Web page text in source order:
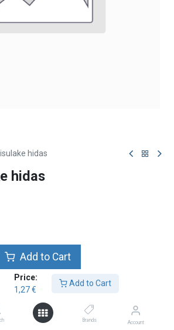
Price:
1,27€
Add to Cart
Brands Account
hidas
hidas
Add to Cart